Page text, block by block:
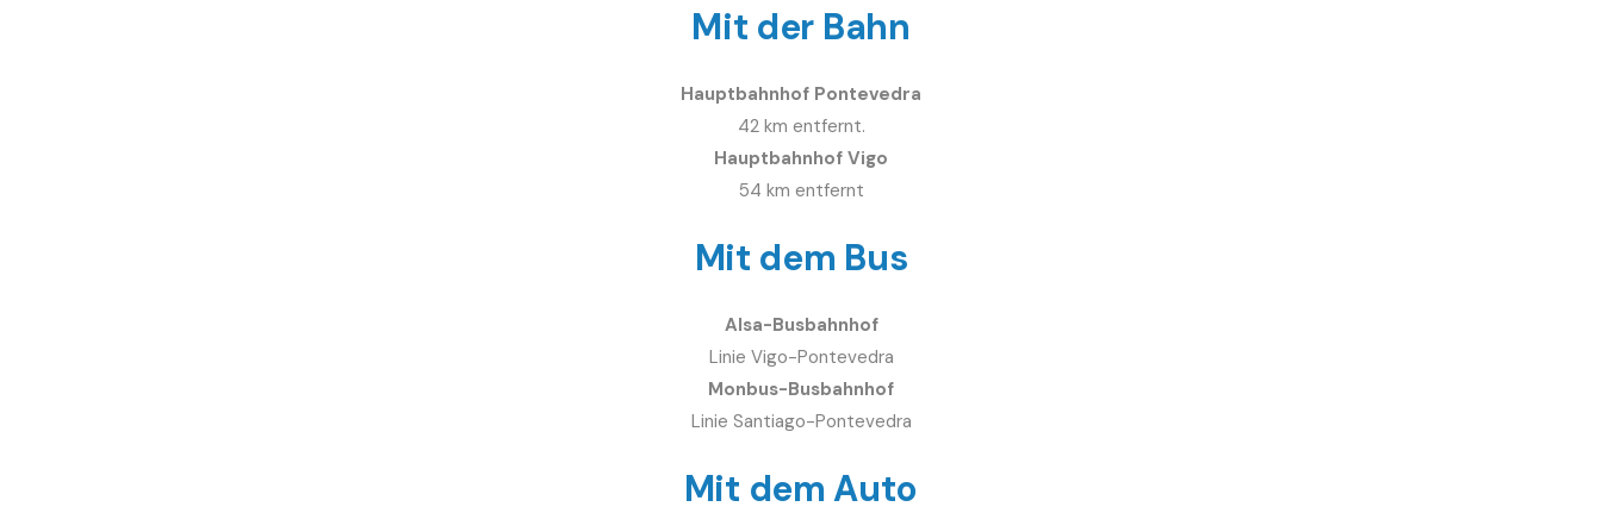
Mit der Bahn
Hauptbahnhof Pontevedra
42 km entfernt.
Hauptbahnhof Vigo
54 km entfernt
Mit dem Bus
Alsa-Busbahnhof
Linie Vigo-Pontevedra
Monbus-Busbahnhof
Linie Santiago-Pontevedra
Mit dem Auto